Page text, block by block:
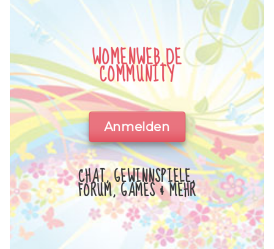
WOMENWEB.DE
COMMUNITY
Anmelden
CHAT, GEWINNSPIELE,
FORUM, GAMES & MEHR